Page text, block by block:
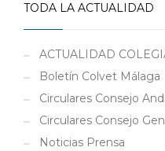
TODA LA ACTUALIDAD
ACTUALIDAD
Boletín Colvet Málaga
Circulares Consejo
Circulares Consejo
Noticias Prensa